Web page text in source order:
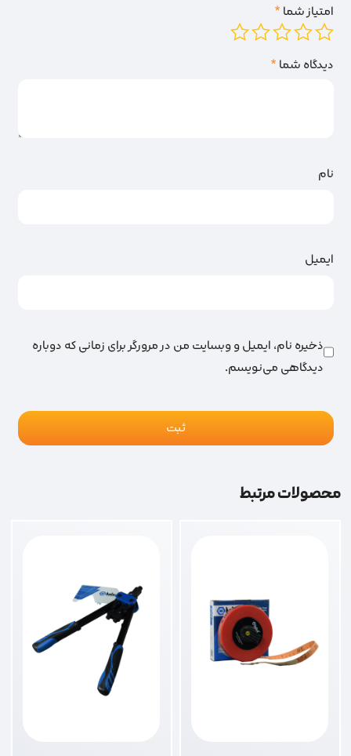
امتیاز شما*
دیدگاه شما*
نام
ایمیل
ذخیره نام، ایمیل و وبسایت من در مرورگر برای زمانی که دوباره
دیدگاهی می‌نویسم.
محصولات مرتبط